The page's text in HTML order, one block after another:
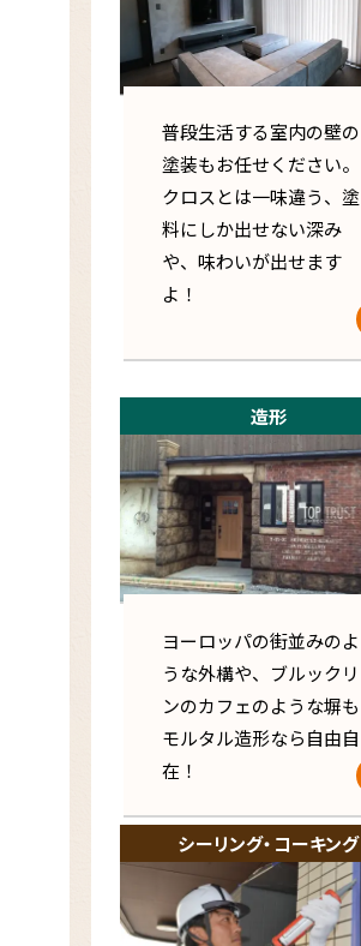
普段生活する室内の壁の
塗装もお任せください。
クロスとは一味違う、塗
料にしか出せない深み
や、味わいが出せます
よ！
造形
ヨーロッパの街並みのよ
うな外構や、ブルックリ
ンのカフェのような塀も
モルタル造形なら自由自
在！
シーリング・コーキング